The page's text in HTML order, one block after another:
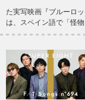
た実写映画『ブルーロ
は、スペイン語で「怪